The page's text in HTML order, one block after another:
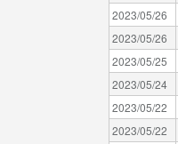
2023/05/26
2023/05/26
2023/05/25
2023/05/24
2023/05/22
2023/05/22